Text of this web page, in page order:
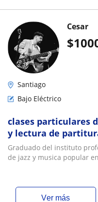
$
Cesar
Santiago
Bajo Eléctrico
clases particulares
y lectura de
Graduado del instituto
de jazz y musica popular
ver más